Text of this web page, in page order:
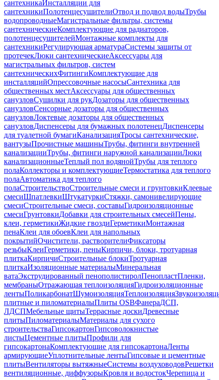
сантехникаИнсталляции для
сантехникиПолотенцесушителиОтвод и подвод водыТрубы
водопроводныеМагистральные фильтры, системы
сантехническиеКомплектующие для радиаторов,
полотенцесушителейМонтажные комплекты для
сантехникиРегулирующая арматураСистемы защиты от
протечекЛюки сантехническиеАксессуары для
магистральных фильтров, систем
сантехническихФитингиКомплектующие для
инсталляцийОпрессовочные насосыСантехника для
общественных местАксессуары для общественных
санузловСушилки для рукДозаторы для общественных
санузловСенсорные дозаторы для общественных
санузловЛоктевые дозаторы для общественных
санузловДиспенсеры для бумажных полотенецДиспенсеры
для туалетной бумагиКанализацияТросы сантехнические,
вантузыПрочистные машиныТрубы, фитинги внутренней
канализацииТрубы, фитинги наружной канализацииЛюки
канализационныеТеплый пол водянойТрубы для теплого
полаКоллекторы и комплектующиеТермостатика для теплого
полаАвтоматика для теплого
полаСтроительствоСтроительные смеси и грунтовкиКлеевые
смесиШпатлевкиШтукатуркиСтяжки, самонивелирующие
смесиСтроительные смеси, составыГидроизоляционные
смесиГрунтовкиДобавки для строительных смесейПены,
клеи, герметикиЖидкие гвоздиГерметикиМонтажная
пенаКлеи для обоевКлеи для напольных
покрытийОчистители, растворителиФиксаторы
резьбыКлеиГерметики, пеныКирпичи, блоки, тротуарная
плиткаКирпичиСтроительные блокиТротуарная
плиткаИзоляционные материалыМинеральная
ватаЭкструдированный пенополистиролПенопластПленки,
мембраныОтражающая теплоизоляцияГидроизоляционные
лентыПоликарбонатШумоизоляцияТеплоизоляция
плитные и пиломатериалыПлиты OSBФанераДСП,
ЛДСПМебельные щитыТеррасные доскиДревесные
плитыПиломатериалыМатериалы для сухого
строительстваГипсокартонГипсоволокнистые
листыЦементные плитыПрофили для
гипсокартонаКомплектующие для гипсокартонаЛенты
армирующиеУплотнительные лентыГипсовые и цементные
плитыВентиляторы вытяжныеСистемы воздуховодовРешетки
вентиляционные, диффузорыКровля и водостокЧерепица и